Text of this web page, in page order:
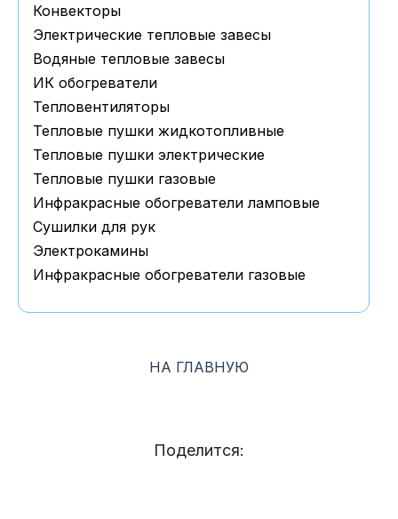
Конвекторы
Электрические тепловые завесы
Водяные тепловые завесы
ИК обогреватели
Тепловентиляторы
Тепловые пушки жидкотопливные
Тепловые пушки электрические
Тепловые пушки газовые
Инфракрасные обогреватели ламповые
Сушилки для рук
Электрокамины
Инфракрасные обогреватели газовые
НА ГЛАВНУЮ
Поделится: